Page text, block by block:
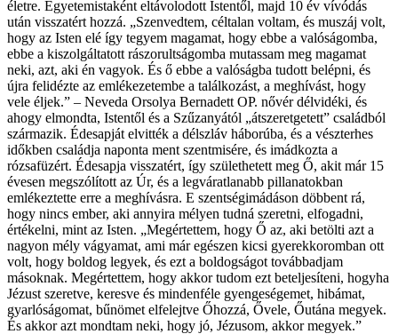
életre. Egyetemistaként eltávolodott Istentől, majd 10 év vívódás
után visszatért hozzá. „Szenvedtem, céltalan voltam, és muszáj volt,
hogy az Isten elé így tegyem magamat, hogy ebbe a valóságomba,
ebbe a kiszolgáltatott rászorultságomba mutassam meg magamat
neki, azt, aki én vagyok. És ő ebbe a valóságba tudott belépni, és
újra felidézte az emlékezetembe a találkozást, a meghívást, hogy
vele éljek.” – Neveda Orsolya Bernadett OP. nővér délvidéki, és
ahogy elmondta, Istentől és a Szűzanyától „átszeretgetett” családból
származik. Édesapját elvitték a délszláv háborúba, és a vészterhes
időkben családja naponta ment szentmisére, és imádkozta a
rózsafüzért. Édesapja visszatért, így születhetett meg Ő, akit már 15
évesen megszólított az Úr, és a legváratlanabb pillanatokban
emlékeztette erre a meghívásra. E szentségimádáson döbbent rá,
hogy nincs ember, aki annyira mélyen tudná szeretni, elfogadni,
értékelni, mint az Isten. „Megértettem, hogy Ő az, aki betölti azt a
nagyon mély vágyamat, ami már egészen kicsi gyerekkoromban ott
volt, hogy boldog legyek, és ezt a boldogságot továbbadjam
másoknak. Megértettem, hogy akkor tudom ezt beteljesíteni, hogyha
Jézust szeretve, keresve és mindenféle gyengeségemet, hibámat,
gyarlóságomat, bűnömet elfelejtve Őhozzá, Ővele, Őutána megyek.
És akkor azt mondtam neki, hogy jó, Jézusom, akkor megyek.”